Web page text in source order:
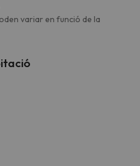
variar en funció de la